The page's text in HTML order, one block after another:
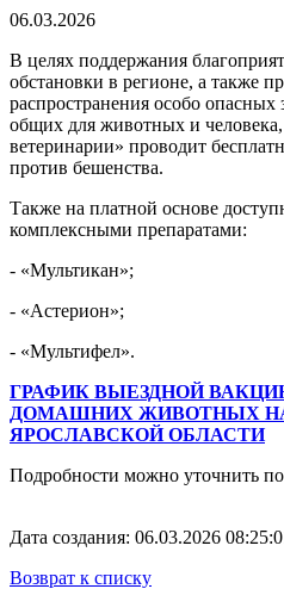
06.03.2026
В целях поддержания
обстановки в регионе, а также
распространения особо опасных
общих для животных и
ветеринарии» проводит
против бешенства.
Также на платной основе
комплексными препаратами:
- «Мультикан»;
- «Астерион»;
- «Мультифел».
ГРАФИК ВЫЕЗДНОЙ
ДОМАШНИХ ЖИВОТНЫХ
ЯРОСЛАВСКОЙ ОБЛАСТИ
Подробности можно уточнить
Дата создания: 06.03.2026
Возврат к списку